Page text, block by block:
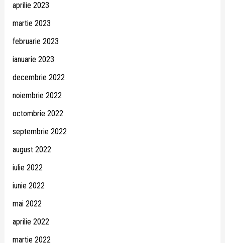
aprilie 2023
martie 2023
februarie 2023
ianuarie 2023
decembrie 2022
noiembrie 2022
octombrie 2022
septembrie 2022
august 2022
iulie 2022
iunie 2022
mai 2022
aprilie 2022
martie 2022